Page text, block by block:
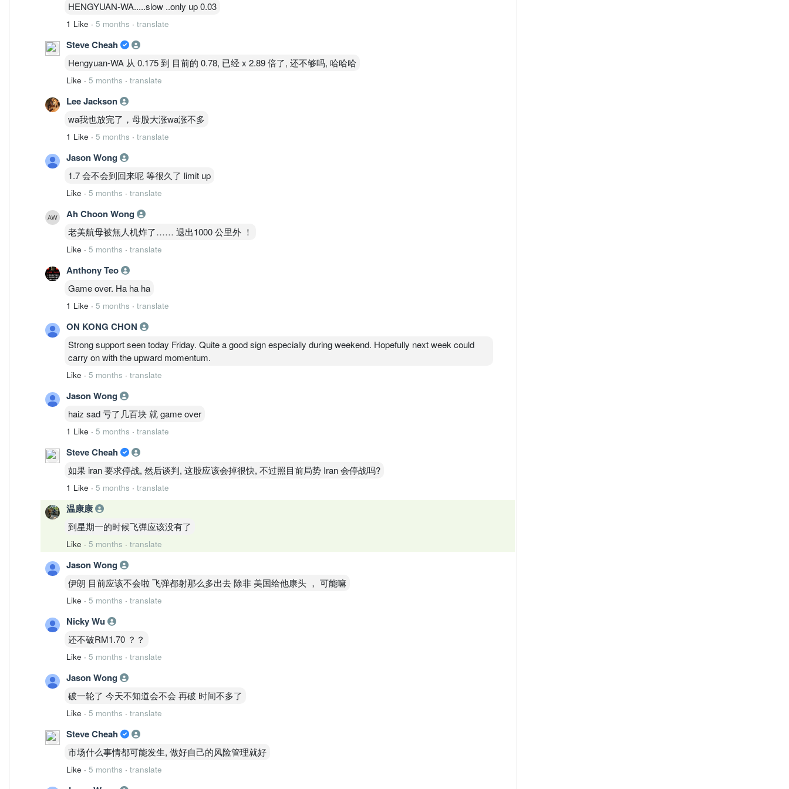
HENGYUAN-WA.....slow ..only up 0.03
1 Like · 5 months · translate
Steve Cheah
Hengyuan-WA 从 0.175 到 目前的 0.78, 已经 x 2.89 倍了, 还不够吗, 哈哈哈
Like · 5 months · translate
Lee Jackson
wa我也放完了，母股大涨wa涨不多
1 Like · 5 months · translate
Jason Wong
1.7 会不会到回来呢 等很久了 limit up
Like · 5 months · translate
Ah Choon Wong
老美航母被無人机炸了…… 退出1000 公里外 ！
Like · 5 months · translate
Anthony Teo
Game over. Ha ha ha
1 Like · 5 months · translate
ON KONG CHON
Strong support seen today Friday. Quite a good sign especially during weekend. Hopefully next week could
carry on with the upward momentum.
Like · 5 months · translate
Jason Wong
haiz sad 亏了几百块 就 game over
1 Like · 5 months · translate
Steve Cheah
如果 iran 要求停战, 然后谈判, 这股应该会掉很快, 不过照目前局势 Iran 会停战吗?
1 Like · 5 months · translate
温康康
到星期一的时候飞弹应该没有了
Like · 5 months · translate
Jason Wong
伊朗 目前应该不会啦 飞弹都射那么多出去 除非 美国给他康头 ， 可能嘛
Like · 5 months · translate
Nicky Wu
还不破RM1.70 ？？
Like · 5 months · translate
Jason Wong
破一轮了 今天不知道会不会 再破 时间不多了
Like · 5 months · translate
Steve Cheah
市场什么事情都可能发生, 做好自己的风险管理就好
Like · 5 months · translate